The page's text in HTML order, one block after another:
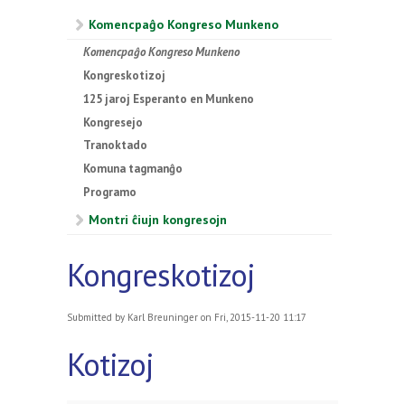
Komencpaĝo Kongreso Munkeno
Komencpaĝo Kongreso Munkeno
Kongreskotizoj
125 jaroj Esperanto en Munkeno
Kongresejo
Tranoktado
Komuna tagmanĝo
Programo
Montri ĉiujn kongresojn
Kongreskotizoj
Submitted by Karl Breuninger on Fri, 2015-11-20 11:17
Kotizoj